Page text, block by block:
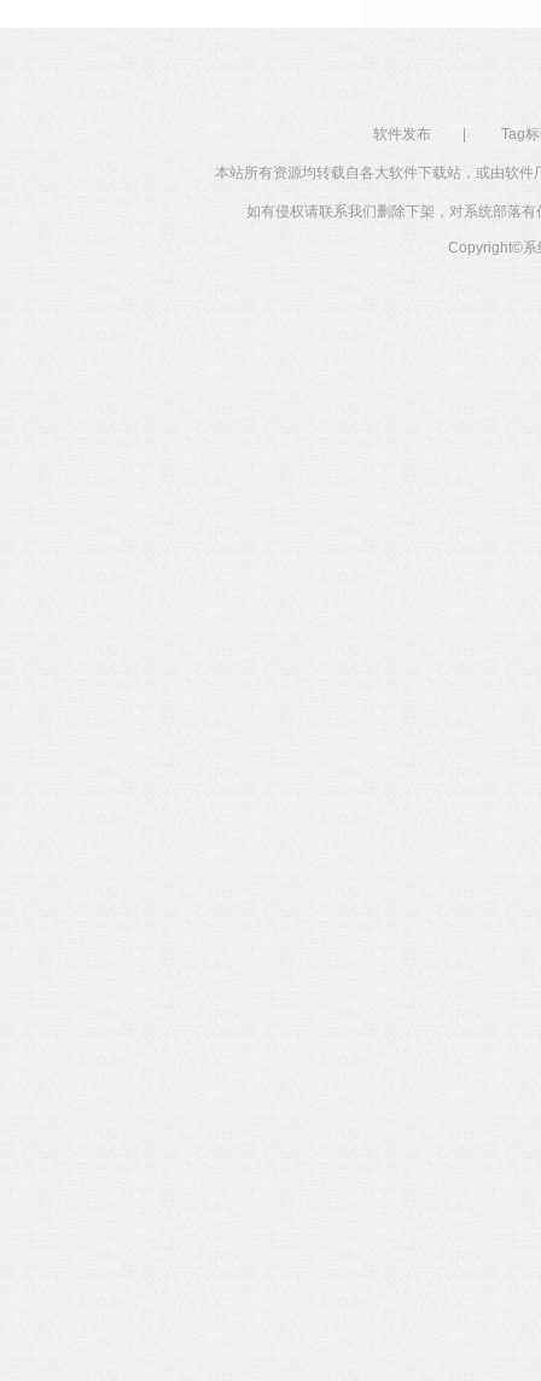
软件发布 Tag
本站所有资源均转载自各大软件下载站，或由软
如有侵权请联系我们删除下架，对系统部落
Copyright©系